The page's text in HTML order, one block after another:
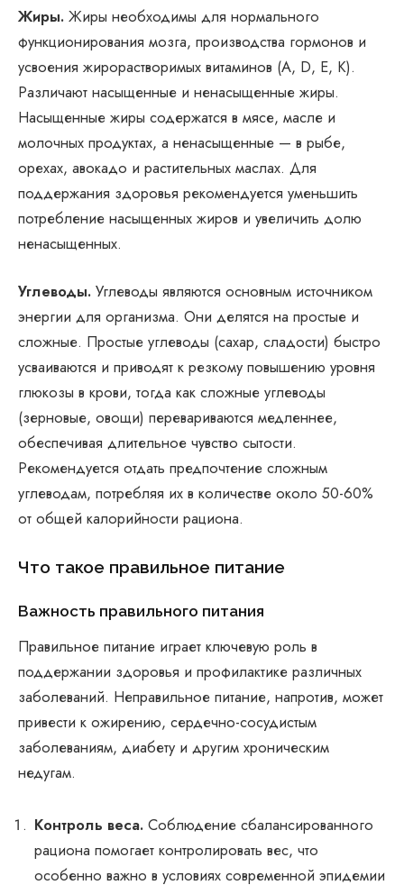
Жиры. Жиры необходимы для нормального
функционирования мозга, производства гормонов и
усвоения жирорастворимых витаминов (A, D, E, K).
Различают насыщенные и ненасыщенные жиры.
Насыщенные жиры содержатся в мясе, масле и
молочных продуктах, а ненасыщенные — в рыбе,
орехах, авокадо и растительных маслах. Для
поддержания здоровья рекомендуется уменьшить
потребление насыщенных жиров и увеличить долю
ненасыщенных.
Углеводы. Углеводы являются основным источником
энергии для организма. Они делятся на простые и
сложные. Простые углеводы (сахар, сладости) быстро
усваиваются и приводят к резкому повышению уровня
глюкозы в крови, тогда как сложные углеводы
(зерновые, овощи) перевариваются медленнее,
обеспечивая длительное чувство сытости.
Рекомендуется отдать предпочтение сложным
углеводам, потребляя их в количестве около 50-60%
от общей калорийности рациона.
Что такое правильное питание
Важность правильного питания
Правильное питание играет ключевую роль в
поддержании здоровья и профилактике различных
заболеваний. Неправильное питание, напротив, может
привести к ожирению, сердечно-сосудистым
заболеваниям, диабету и другим хроническим
недугам.
Контроль веса. Соблюдение сбалансированного
рациона помогает контролировать вес, что
особенно важно в условиях современной эпидемии